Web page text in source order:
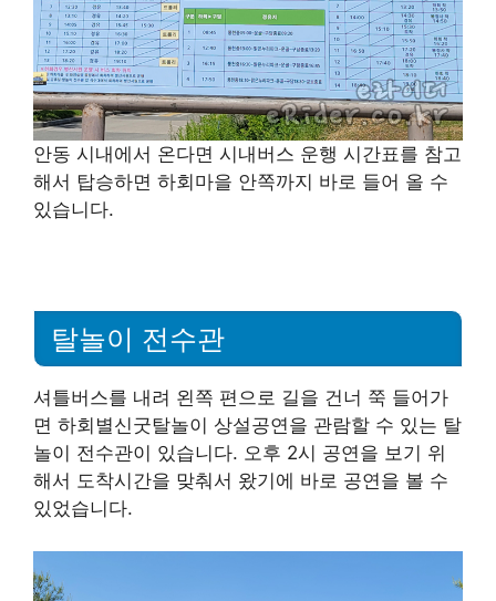
안동 시내에서 온다면 시내버스 운행 시간표를 참고
해서 탑승하면 하회마을 안쪽까지 바로 들어 올 수
있습니다.
탈놀이 전수관
셔틀버스를 내려 왼쪽 편으로 길을 건너 쭉 들어가
면 하회별신굿탈놀이 상설공연을 관람할 수 있는 탈
놀이 전수관이 있습니다. 오후 2시 공연을 보기 위
해서 도착시간을 맞춰서 왔기에 바로 공연을 볼 수
있었습니다.